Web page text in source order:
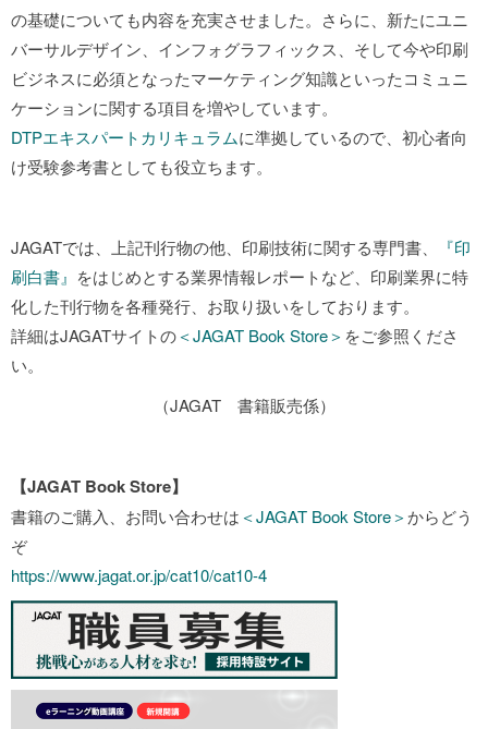
の基礎についても内容を充実させました。さらに、新たにユニ
バーサルデザイン、インフォグラフィックス、そして今や印刷
ビジネスに必須となったマーケティング知識といったコミュニ
ケーションに関する項目を増やしています。
DTPエキスパートカリキュラムに準拠しているので、初心者向
け受験参考書としても役立ちます。
JAGATでは、上記刊行物の他、印刷技術に関する専門書、
『印
刷白書』 をはじめとする業界情報レポートなど、印刷業界に特
化した刊行物を各種発行、お取り扱いをしております。
詳細はJAGATサイトの＜JAGAT Book Store＞ をご参照くださ
い。
（JAGAT 書籍販売係）
【JAGAT Book Store】
書籍のご購入、お問い合わせは ＜JAGAT Book Store＞からどう
ぞ
https://www.jagat.or.jp/cat10/cat10-4